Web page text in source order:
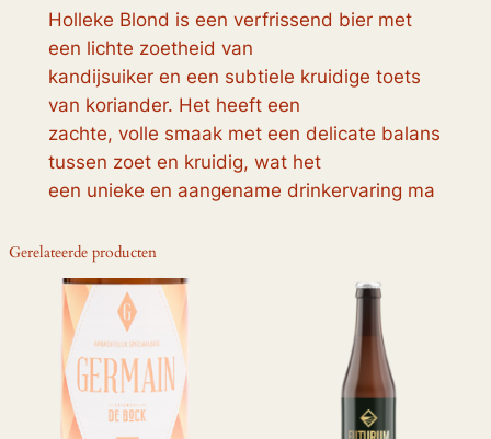
e
a
a
n
t
a
l
Holleke Blond is een verfrissend bier met
een lichte zoetheid van
kandijsuiker en een subtiele kruidige toets
van koriander. Het heeft een
zachte, volle smaak met een delicate balans
tussen zoet en kruidig, wat het
een unieke en aangename drinkervaring ma
Gerelateerde producten